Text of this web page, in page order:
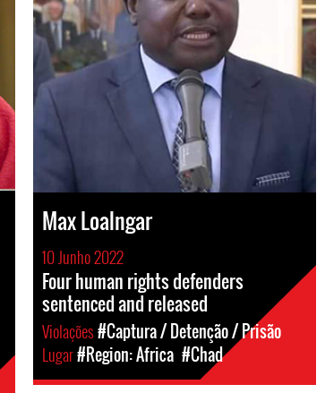
Max Loalngar
10 Junho 2022
Four human rights defenders
sentenced and released
Violações#Captura / Detenção / Prisão
Lugar#Region: Africa #Chad